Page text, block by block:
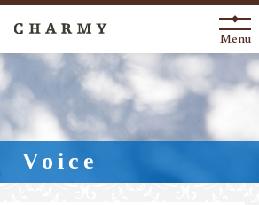
New Arrival
About
Engagement Ring
Menu
Voice